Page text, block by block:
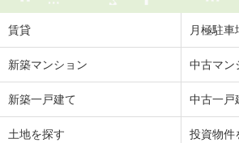
賃貸 月極駐車
新築マンション 中古マン
新築一戸建て 中古一戸
土地を探す 投資物件